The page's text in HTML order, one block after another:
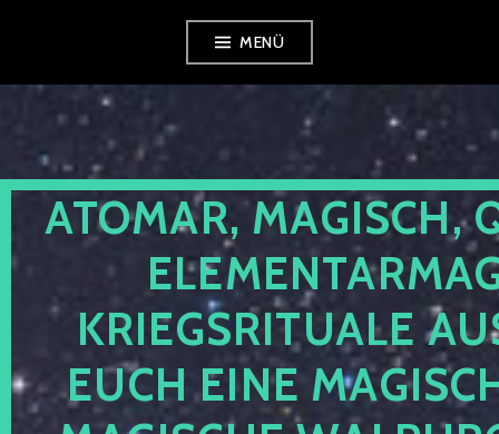
springen
MENÜ
ATOMAR, MAGISCH,
KRIEGSRITUALE
EUCH EINE